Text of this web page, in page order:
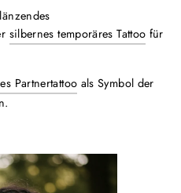
silbernes temporäres Tattoo für
Partnertattoo als Symbol der